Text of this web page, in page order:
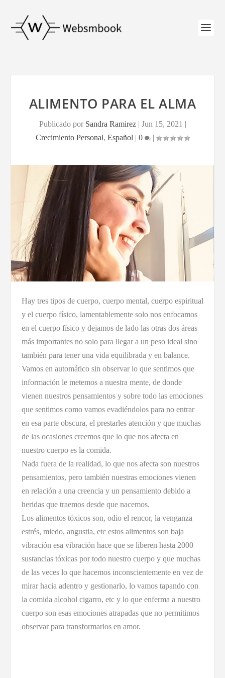
ALIMENTO PARA EL ALMA
Publicado por Sandra Ramirez| Jun 15, 2021 |
Crecimiento Personal, Español | 0 |
Hay tres tipos de cuerpo, cuerpo mental, cuerpo espiritual
y el cuerpo físico, lamentablemente solo nos enfocamos
en el cuerpo físico y dejamos de lado las otras dos áreas
más importantes no solo para llegar a un peso ideal sino
también para tener una vida equilibrada y en balance.
Vamos en automático sin observar lo que sentimos que
información le metemos a nuestra mente, de donde
vienen nuestros pensamientos y sobre todo las emociones
que sentimos como vamos evadiéndolos para no entrar
en esa parte obscura, el prestarles atención y que muchas
de las ocasiones creemos que lo que nos afecta en
nuestro cuerpo es la comida.
Nada fuera de la realidad, lo que nos afecta son nuestros
pensamientos, pero también nuestras emociones vienen
en relación a una creencia y un pensamiento debido a
heridas que traemos desde que nacemos.
Los alimentos tóxicos son, odio el rencor, la venganza
estrés, miedo, angustia, etc estos alimentos son baja
vibración esa vibración hace que se liberen hasta 2000
sustancias tóxicas por todo nuestro cuerpo y que muchas
de las veces lo que hacemos inconscientemente en vez de
mirar hacia adentro y gestionarlo, lo vamos tapando con
la comida alcohol cigarro, etc y lo que enferma a nuestro
cuerpo son esas emociones atrapadas que no permitimos
observar para transformarlos en amor.